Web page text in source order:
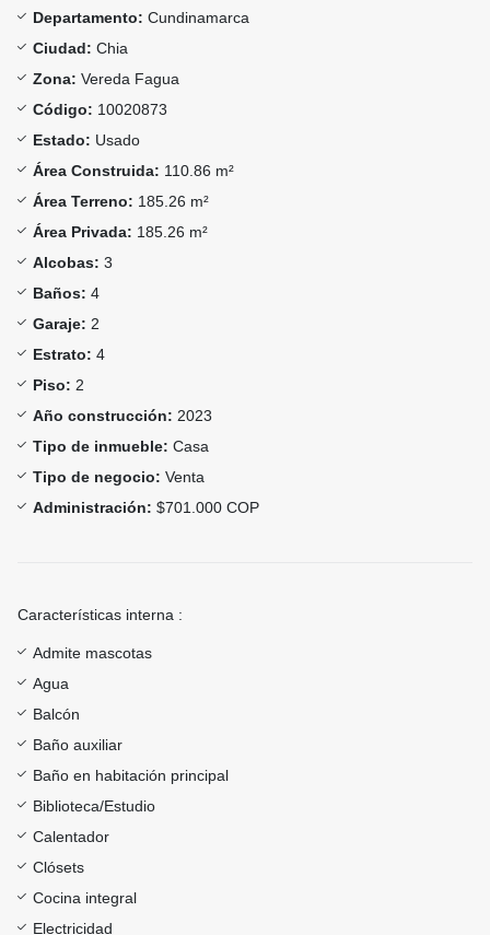
Departamento: Cundinamarca
Ciudad: Chia
Zona: Vereda Fagua
Código: 10020873
Estado: Usado
Área Construida: 110.86 m²
Área Terreno: 185.26 m²
Área Privada: 185.26 m²
Alcobas: 3
Baños: 4
Garaje: 2
Estrato: 4
Piso: 2
Año construcción: 2023
Tipo de inmueble: Casa
Tipo de negocio: Venta
Administración: $701.000 COP
Características interna :
Admite mascotas
Agua
Balcón
Baño auxiliar
Baño en habitación principal
Biblioteca/Estudio
Calentador
Clósets
Cocina integral
Electricidad